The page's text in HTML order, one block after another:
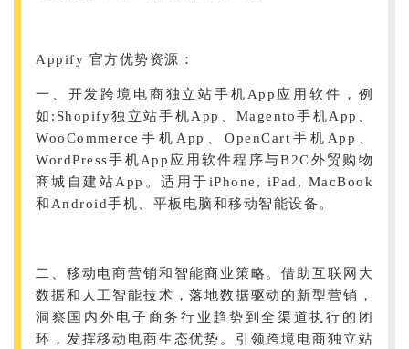
Appify 官方优势资源：
一、开发跨境电商独立站手机App应用软件，例
如:Shopify独立站手机App、Magento手机App、
WooCommerce手机App、OpenCart手机App、
WordPress手机App应用软件程序与B2C外贸购物
商城自建站App。适用于iPhone, iPad, MacBook
和Android手机、平板电脑和移动智能设备。
二、移动电商营销和智能商业策略。借助互联网大
数据和人工智能技术，落地数据驱动的新型营销，
洞察国内外电子商务行业趋势到全渠道执行的闭
环，发挥移动电商生态优势。引领跨境电商独立站